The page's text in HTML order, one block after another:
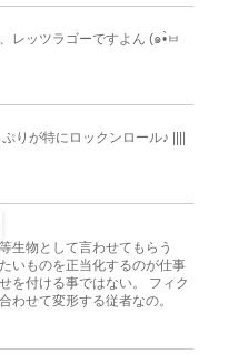
レッツラゴーですよん (๑•̀ㅂ
りが特にロックンロール♪ ||||
生物として言わせてもらう
いものを正当化するのが仕事
を付ける事ではない。 フィク
わせて変形する従者なの。